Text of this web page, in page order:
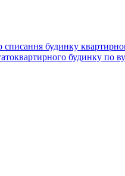
будинку
будинку по